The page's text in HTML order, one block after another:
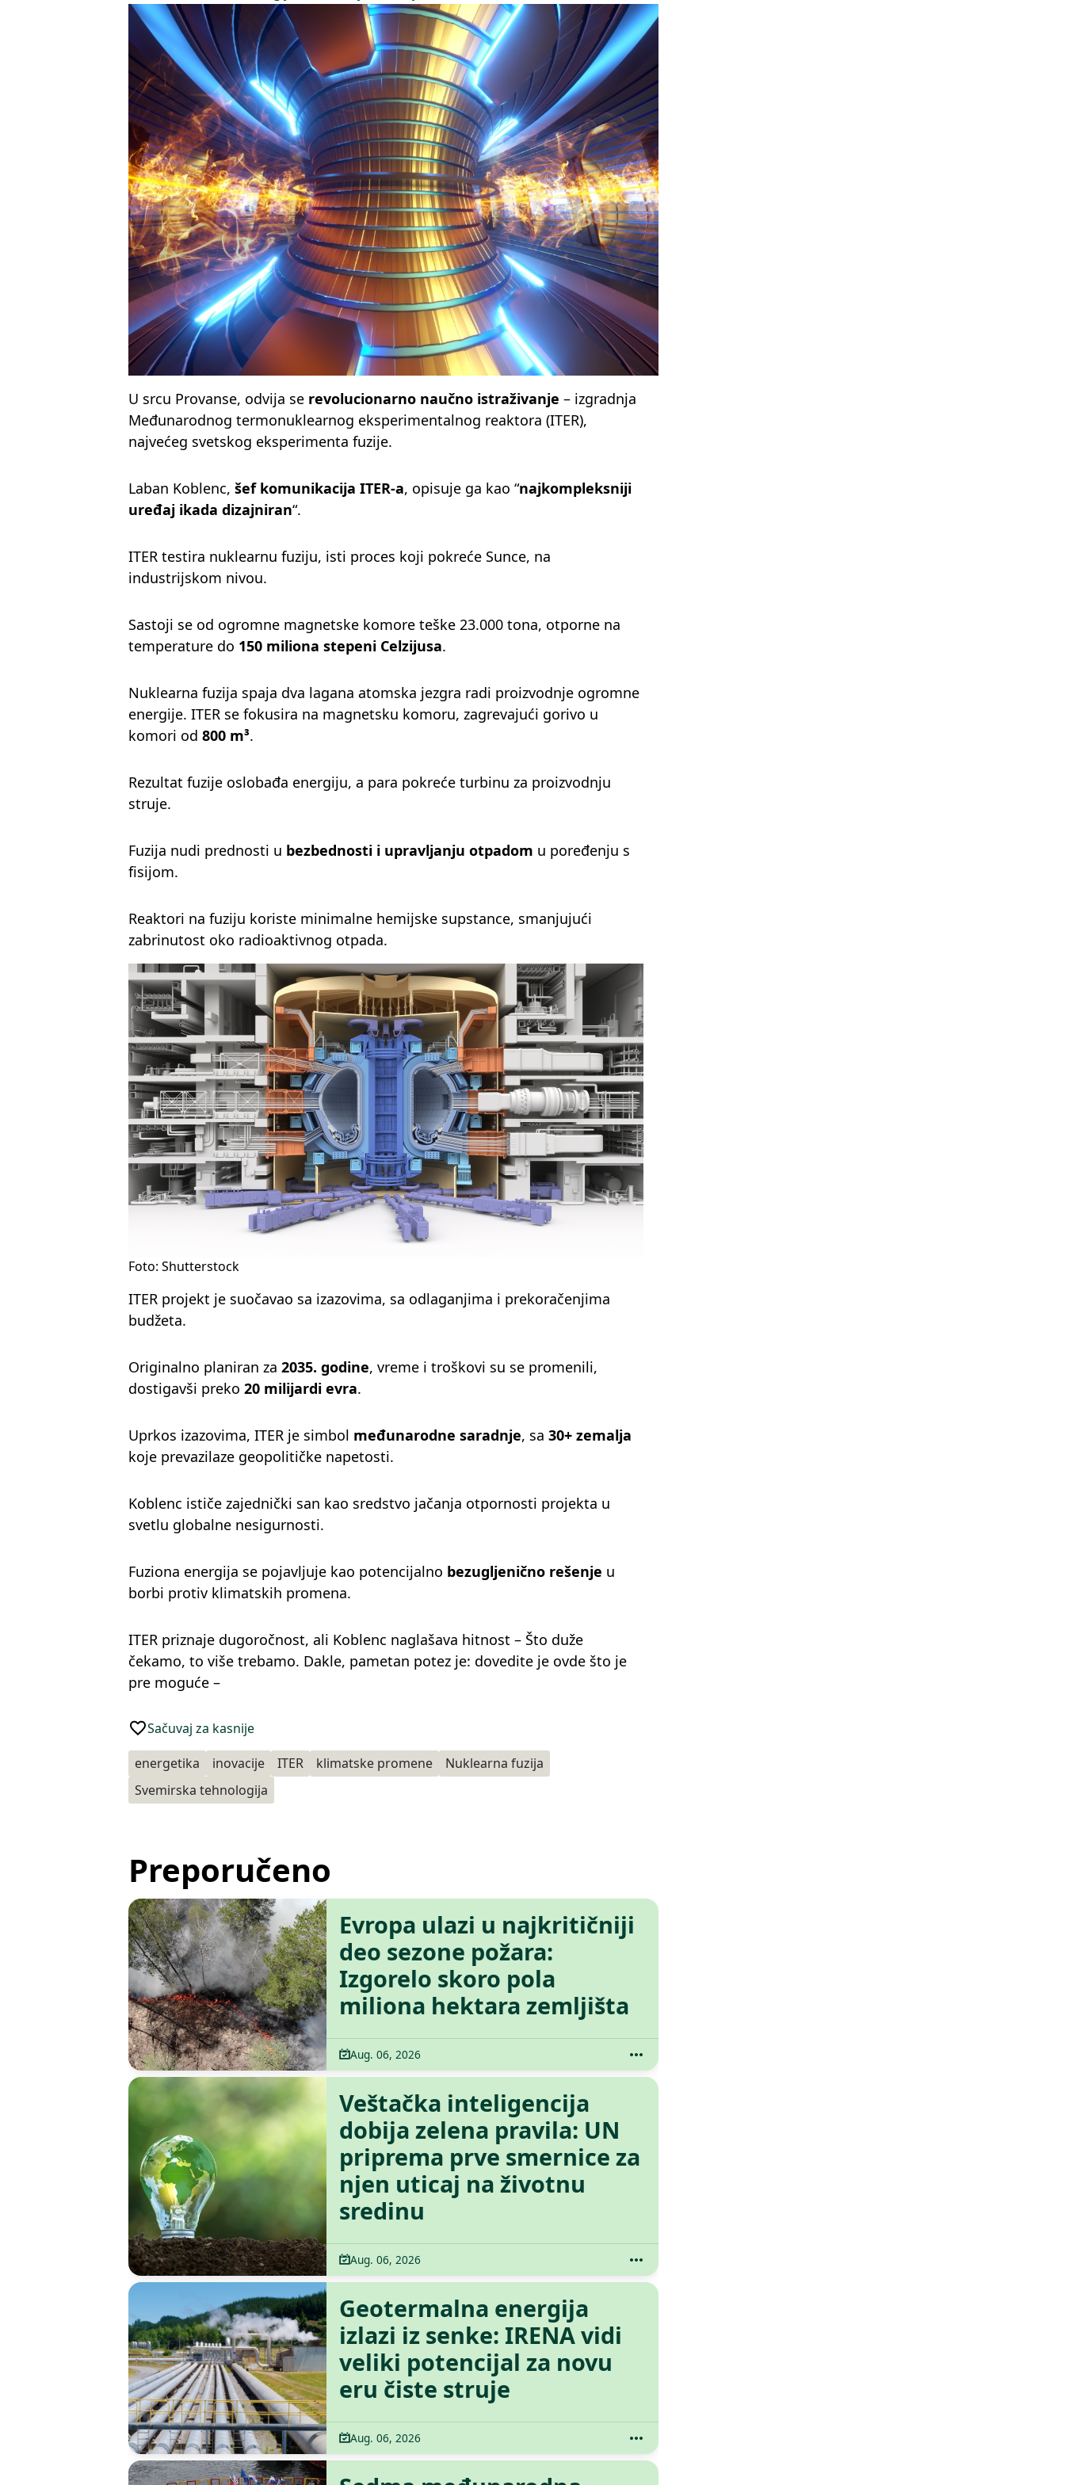
U srcu Provanse, odvija se revolucionarno naučno istraživanje – izgradnja
Međunarodnog termonuklearnog eksperimentalnog reaktora (ITER),
najvećeg svetskog eksperimenta fuzije.
Laban Koblenc, šef komunikacija ITER-a, opisuje ga kao “najkompleksniji
uređaj ikada dizajniran“.
ITER testira nuklearnu fuziju, isti proces koji pokreće Sunce, na
industrijskom nivou.
Sastoji se od ogromne magnetske komore teške 23.000 tona, otporne na
temperature do 150 miliona stepeni Celzijusa.
Nuklearna fuzija spaja dva lagana atomska jezgra radi proizvodnje ogromne
energije. ITER se fokusira na magnetsku komoru, zagrevajući gorivo u
komori od 800 m³.
Rezultat fuzije oslobađa energiju, a para pokreće turbinu za proizvodnju
struje.
Fuzija nudi prednosti u bezbednosti i upravljanju otpadom u poređenju s
fisijom.
Reaktori na fuziju koriste minimalne hemijske supstance, smanjujući
zabrinutost oko radioaktivnog otpada.
Foto: Shutterstock
ITER projekt je suočavao sa izazovima, sa odlaganjima i prekoračenjima
budžeta.
Originalno planiran za 2035. godine, vreme i troškovi su se promenili,
dostigavši preko 20 milijardi evra.
Uprkos izazovima, ITER je simbol međunarodne saradnje, sa 30+ zemalja
koje prevazilaze geopolitičke napetosti.
Koblenc ističe zajednički san kao sredstvo jačanja otpornosti projekta u
svetlu globalne nesigurnosti.
Fuziona energija se pojavljuje kao potencijalno bezugljenično rešenje u
borbi protiv klimatskih promena.
ITER priznaje dugoročnost, ali Koblenc naglašava hitnost – Što duže
čekamo, to više trebamo. Dakle, pametan potez je: dovedite je ovde što je
pre moguće –
Sačuvaj za kasnije
energetika inovacije ITER klimatske promene
Nuklearna fuzija
Svemirska tehnologija
Preporučeno
Evropa ulazi u najkritičniji
deo sezone požara:
Izgorelo skoro pola
miliona hektara zemljišta
Aug. 06, 2026
Veštačka inteligencija
dobija zelena pravila: UN
priprema prve smernice za
njen uticaj na životnu
sredinu
Aug. 06, 2026
Geotermalna energija
izlazi iz senke: IRENA vidi
veliki potencijal za novu
eru čiste struje
Aug. 06, 2026